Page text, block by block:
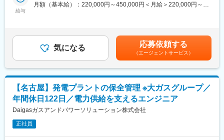
ることができ、過去には他の飲食店とコラボしたメニュー考案や
（1）店舗スタッフ→店長（年収500万円～）→エリアマネージャ
ー（年収700万円→弊社幹部
（2）壱番屋独自の独立支援制度を使って独立
※10等級による評価制度があり、調理・接客など出来ることが増
えるたびに給与UPが叶う仕組みもあります。
■弊社について
当社はCoCo壱番屋のフランチャイズの展開をしている会社です。
FC加盟店の中でも高い実績を持っており、2022年に10店舗目を
出店しており、安定した黒字経営を続けております。売上・店舗
カーライフをサポートするため、お客様が安心するカーメンテナ
＜具体的には＞
お客様が「安心」「安全」なカーライフを送る為、「予算」など
も勘案し最適なメンテナンス方法をご提案してください。
れて持ち込まれた自動車の整備全般や、買取や取り寄せをした中
古車の納車前整備や既存顧客のクルマの定期メンテナンス・車
検・修理などもお願いします。当社はチームとして1台の車を整備
れぞれの利点を生かすために臨機応変に対応しています。また、
当社は板金や塗装は自社では行っておらず、外注依頼しています
給与
月額（基本給）：220,000円～450,000円＜月給＞220,000円～
級:7,500円/2級:5,000円/3級:2,500円)■自動車検査員(15,000円)賃
金はあくまでも目安の金額であり、選考を通じて上下する可能性
があります。月給(月額)は固定手当を含めた表記です。
気になる 応募依頼する
（エージェントサービス）
【名古屋】発電プラントの保全管理 ※大ガスグループ／
年間休日122日／電力供給を支えるエンジニア
Daigasガスアンドパワーソリューション株式会社
正社員